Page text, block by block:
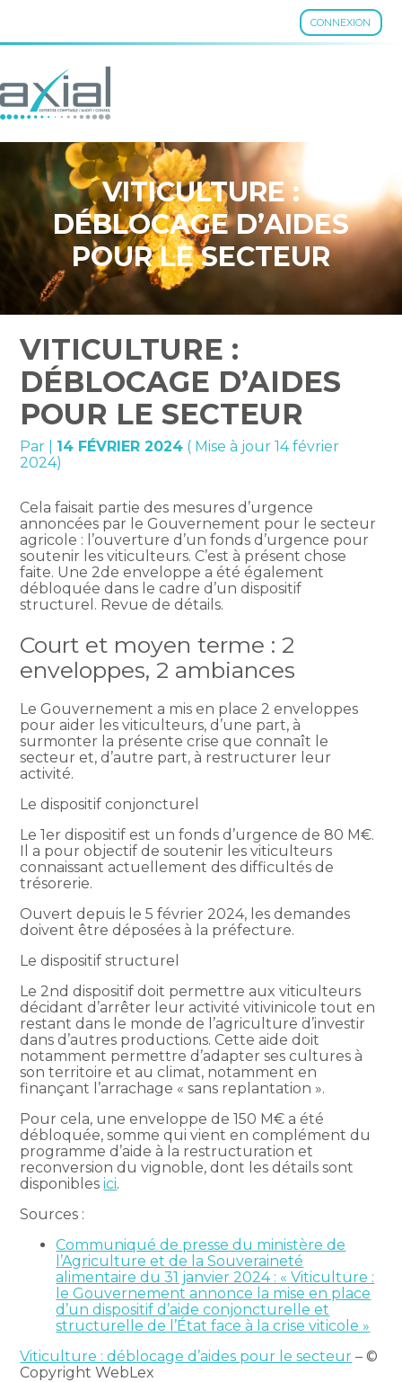
CONNEXION
Aller
au
VITICULTURE :
DÉBLOCAGE D’AIDES
POUR LE SECTEUR
VITICULTURE :
DÉBLOCAGE D’AIDES
POUR LE SECTEUR
Par 14 FÉVRIER 2024 ( Mise à jour 14 février
2024)
Cela faisait partie des mesures d’urgence
annoncées par le Gouvernement pour le secteur
agricole : l’ouverture d’un fonds d’urgence pour
soutenir les viticulteurs. C’est à présent chose
faite. Une 2de enveloppe a été également
débloquée dans le cadre d’un dispositif
structurel. Revue de détails.
Court et moyen terme : 2
enveloppes, 2 ambiances
Le Gouvernement a mis en place 2 enveloppes
pour aider les viticulteurs, d’une part, à
surmonter la présente crise que connaît le
secteur et, d’autre part, à restructurer leur
activité.
Le dispositif conjoncturel
Le 1er dispositif est un fonds d’urgence de 80 M€.
Il a pour objectif de soutenir les viticulteurs
connaissant actuellement des difficultés de
trésorerie.
Ouvert depuis le 5 février 2024, les demandes
doivent être déposées à la préfecture.
Le dispositif structurel
Le 2nd dispositif doit permettre aux viticulteurs
décidant d’arrêter leur activité vitivinicole tout en
restant dans le monde de l’agriculture d’investir
dans d’autres productions. Cette aide doit
notamment permettre d’adapter ses cultures à
son territoire et au climat, notamment en
finançant l’arrachage « sans replantation ».
Pour cela, une enveloppe de 150 M€ a été
débloquée, somme qui vient en complément du
programme d’aide à la restructuration et
reconversion du vignoble, dont les détails sont
disponiblesici.
Sources :
Communiqué de presse du ministère de
l’Agriculture et de la Souveraineté
alimentaire du 31 janvier 2024 : « Viticulture :
le Gouvernement annonce la mise en place
d’un dispositif d’aide conjoncturelle et
structurelle de l’État face à la crise viticole »
Viticulture : déblocage d’aides pour le secteur – ©
Copyright WebLex